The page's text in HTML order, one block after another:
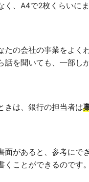
く、A4で2枚くらいに
たの会社の事業をよく
話を聞いても、一部し
きは、銀行の担当者は
面があると、参考にで
ことができるのです。